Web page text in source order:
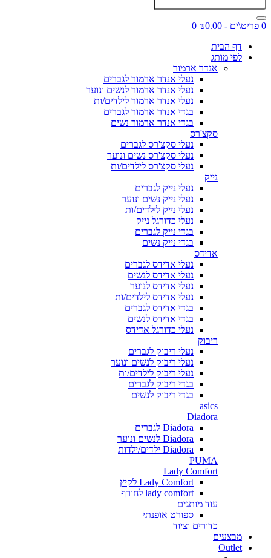
0 פריט\ים - ₪0.00
0
דף הבית
לפי מותג
אנדר ארמור
נעלי אנדר ארמור לגברים
נעלי אנדר ארמור לנשים ונוער
נעלי אנדר ארמור לילדים/ות
בגדי אנדר ארמור לגברים
בגדי אנדר ארמור נשים
סקצ'רס
נעלי סקצ'רס לגברים
נעלי סקצ'רס נשים ונוער
נעלי סקצ'רס לילדים/ות
נייק
נעלי נייק לגברים
נעלי נייק נשים ונוער
נעלי נייק לילדים/ות
נעלי כדורגל נייק
בגדי נייק לגברים
בגדי נייק נשים
אדידס
נעלי אדידס לגברים
נעלי אדידס לנשים
נעלי אדידס לנוער
נעלי אדידס לילדים/ות
בגדי אדידס לגברים
בגדי אדידס לנשים
נעלי כדורגל אדידס
ריבוק
נעלי ריבוק לגברים
נעלי ריבוק לנשים ונוער
נעלי ריבוק לילדים/ות
בגדי ריבוק לגברים
בגדי ריבוק לנשים
asics
Diadora
Diadora לגברים
Diadora לנשים ונוער
Diadora ילדים/ילדות
PUMA
Lady Comfort
Lady Comfort לקיץ
lady comfort לחורף
עוד מותגים
ספורט אופנתי
כדורים וציוד
מבצעים
Outlet